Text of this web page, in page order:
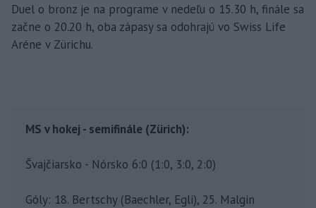
Duel o bronz je na programe v nedeľu o 15.30 h, finále sa
začne o 20.20 h, oba zápasy sa odohrajú vo Swiss Life
Aréne v Zürichu.
MS v hokej - semifinále (Zürich):
Švajčiarsko - Nórsko 6:0 (1:0, 3:0, 2:0)
Góly: 18. Bertschy (Baechler, Egli), 25. Malgin